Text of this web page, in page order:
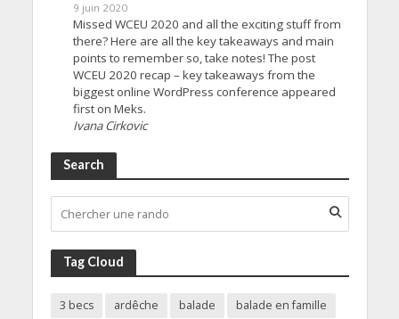
9 juin 2020
Missed WCEU 2020 and all the exciting stuff from
there? Here are all the key takeaways and main
points to remember so, take notes! The post
WCEU 2020 recap – key takeaways from the
biggest online WordPress conference appeared
first on Meks.
Ivana Cirkovic
Search
Tag Cloud
3 becs ardêche balade
balade en famille